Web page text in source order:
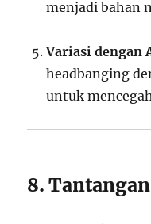
menjadi bahan
Variasi dengan
headbanging
untuk
8.